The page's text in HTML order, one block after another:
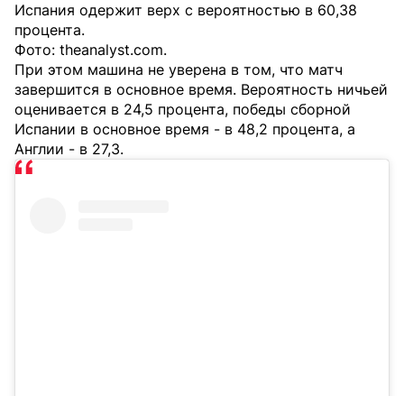
Испания одержит верх с вероятностью в 60,38
процента.
Фото: theanalyst.com.
При этом машина не уверена в том, что матч
завершится в основное время. Вероятность ничьей
оценивается в 24,5 процента, победы сборной
Испании в основное время - в 48,2 процента, а
Англии - в 27,3.